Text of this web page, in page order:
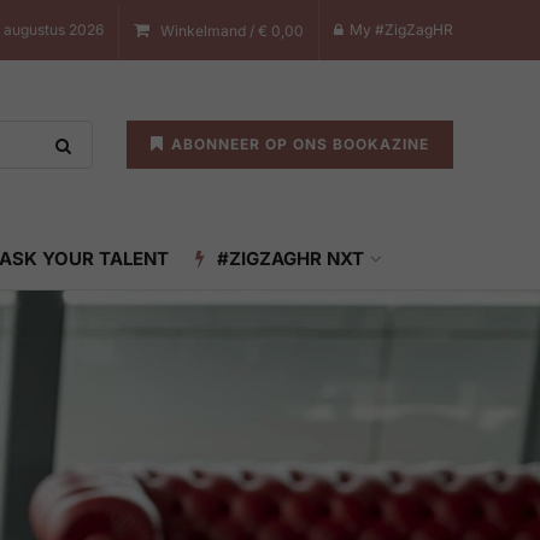
2026 Winkelmand / € 0,00 My #ZigZagHR
ABONNEER OP ONS BOOKAZINE
YOUR TALENT #ZIGZAGHR NXT